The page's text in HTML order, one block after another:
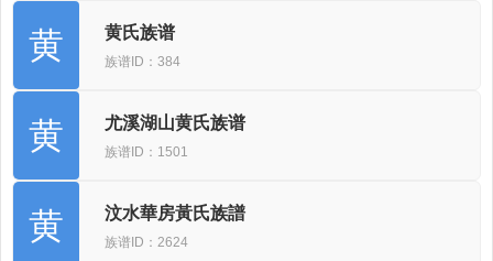
黄 黄氏族谱
族谱ID：384
黄 尤溪湖山黄氏族谱
族谱ID：1501
黄 汶水華房黃氏族譜
族谱ID：2624